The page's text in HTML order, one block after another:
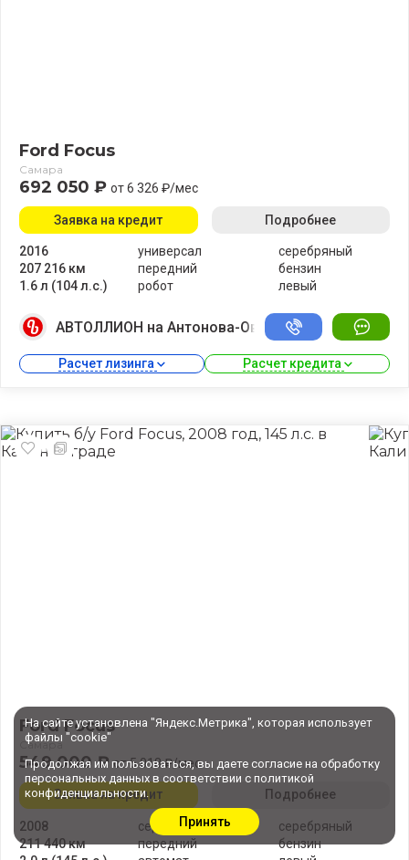
На сайте установлена "Яндекс.Метрика", которая использует
файлы "cookie"
Продолжая им пользоваться, вы даете согласие на обработку
персональных данных в соответствии с политикой
конфиденциальности.
Принять
Ford Focus
Самара
692 050 ₽ от 6 326 ₽/мес
2016
207 216 км
1.6 л (104 л.с.)
универсал
передний
робот
серебряный
бензин
левый
Заявка на кредит Подробнее
АВТОЛЛИОН на Антонова-Овсеенко
Расчет лизинга Расчет кредита
Ford Focus
Самара
549 000 ₽ от 5 018 ₽/мес
2008
211 440 км
седан
передний
серебряный
бензин
Заявка на кредит Подробнее